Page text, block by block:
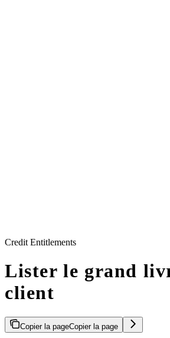
Credit Entitlements
Lister le grand
client
Copier la pageCopier la page